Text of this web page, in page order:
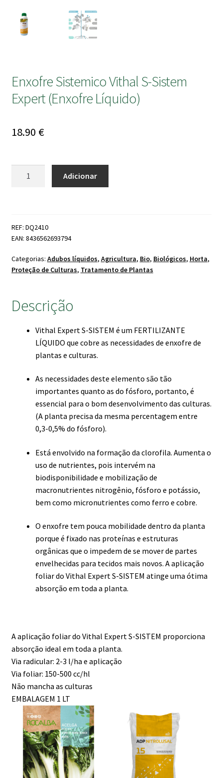
Enxofre Sistemico Vithal S-Sistem
Expert (Enxofre Líquido)
18.90 €
S-
Expert
(Enxofre
Adicionar
REF: DQ2410
EAN: 8436562693794
Categorias: Adubos líquidos, Agricultura, Bio, Biológicos, Horta,
Proteção de Culturas, Tratamento de Plantas
Descrição
Vithal Expert S-SISTEM é um FERTILIZANTE
LÍQUIDO que cobre as necessidades de enxofre de
plantas e culturas.
As necessidades deste elemento são tão
importantes quanto as do fósforo, portanto, é
essencial para o bom desenvolvimento das culturas.
(A planta precisa da mesma percentagem entre
0,3-0,5% do fósforo).
Está envolvido na formação da clorofila. Aumenta o
uso de nutrientes, pois intervém na
biodisponibilidade e mobilização de
macronutrientes nitrogênio, fósforo e potássio,
bem como micronutrientes como ferro e cobre.
O enxofre tem pouca mobilidade dentro da planta
porque é fixado nas proteínas e estruturas
orgânicas que o impedem de se mover de partes
envelhecidas para tecidos mais novos. A aplicação
foliar do Vithal Expert S-SISTEM atinge uma ótima
absorção em toda a planta.
A aplicação foliar do Vithal Expert S-SISTEM proporciona
absorção ideal em toda a planta.
Via radicular: 2-3 l/ha e aplicação
Via foliar: 150-500 cc/hl
Não mancha as culturas
EMBALAGEM 1 LT
product
multiple
variants.